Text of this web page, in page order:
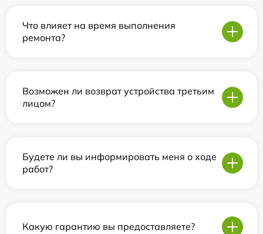
Что влияет на время выполнения
ремонта?
Возможен ли возврат устройства третьим
лицом?
Будете ли вы информировать меня о ходе
работ?
Какую гарантию вы предоставляете?